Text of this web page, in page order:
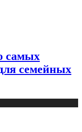
самых
семейных